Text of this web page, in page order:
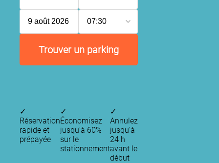
9 août 2026 07:30
Trouver un parking
✓
Réservation
rapide et
prépayée
✓
Économisez
jusqu'à 60%
sur le
stationnement
✓
Annulez
jusqu’à
24 h
avant le
début